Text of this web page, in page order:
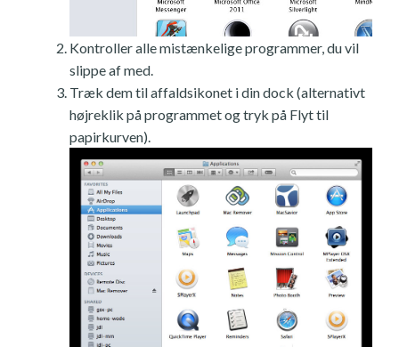
Kontroller alle mistænkelige programmer, du vil
slippe af med.
Træk dem til affaldsikonet i din dock (alternativt
højreklik på programmet og tryk på Flyt til
papirkurven).